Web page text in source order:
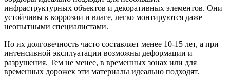
инфраструктурных объектов и декоративных элементов. Они
устойчивы к коррозии и влаге, легко монтируются даже
неопытными специалистами.
Но их долговечность часто составляет менее 10-15 лет, а при
интенсивной эксплуатации возможны деформации и
разрушения. Тем не менее, в временных зонах или для
временных дорожек эти материалы идеально подходят.